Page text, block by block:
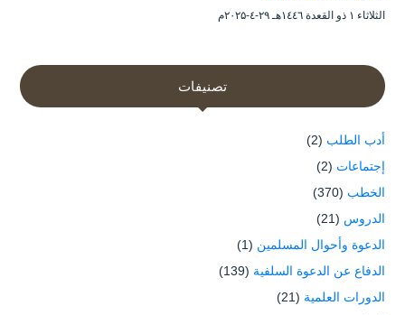
الثلاثاء ۱ ذو القعدة ۱٤٤٦هـ ۲۹-٤-۲۰۲۵م
تصنيفات
أدب الطلب (2)
إجتماعات (2)
الخطب (370)
الدروس (21)
الدعوة وأحوال المسلمين (1)
الدفاع عن الدعوة السلفية (139)
الدورات العلمية (21)